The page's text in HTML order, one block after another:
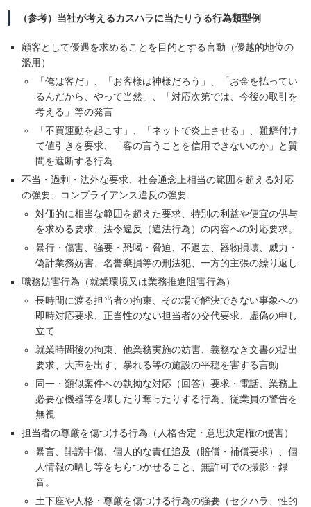
（参考）当社が考えるカスハラに当たりうる行為類型例
顧客として優遇を求めることを目的とする言動（優越的地位の
濫用）
「俺は客だ」、「お客様は神様だろう」、「お金を払ってい
るんだから、やって当然」、「対応次第では、今後の取引を
考える」等の発言
「不買運動を起こす」、「ネットで炎上させる」、難癖付け
て値引きを要求、「客の言うことを信用できないのか」と質
問を遮断する行為
不当・過剰・法外な要求、社会通念上相当の範囲を超える対応
の強要、コンプライアンス違反の強要
対価的に相当な範囲を超えた要求、特別の利益や便宜の供与
を求める要求、法令違反（違法行為）の内容への対応要求。
暴行・傷害、強要・恐喝・脅迫、不退去、器物損壊、威力・
偽計業務妨害、名誉棄損等の刑法犯、一方的主張の繰り返し
職務妨害行為（就業環境又は業務推進阻害行為）
長時間に渡る担当者の拘束、その場で解決できない事象への
即時対応要求、正当性のない担当者の交代要求、虚偽の申し
立て
就業時間後の拘束、他業務実施の妨害、義務なき文書の提出
要求、大声を出す、暴れる等の施設の平穏を害する言動
同一・類似案件への執拗な対応（回答）要求・電話、業務上
必要な機器等を壊したり奪ったりする行為、従業員の警告を
無視
担当者の尊厳を傷つける行為（人格否定・意思決定権の侵害）
暴言、誹謗中傷、個人的な責任追及（賠償・補償要求）、個
人情報の晒し等をちらつかせること、無許可での撮影・録
音。
土下座や人格・尊厳を傷つける行為の強要（セクハラ、性的